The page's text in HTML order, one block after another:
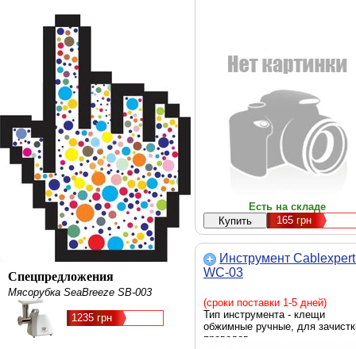
Спецпредложения
Мясорубка SeaBreeze SB-003
1235 грн
Есть на складе
165грн
Инструмент
WC-03
(сроки поставки 1-5 дней)
Тип инструмента - клещи
обжимные ручные, для
проводов